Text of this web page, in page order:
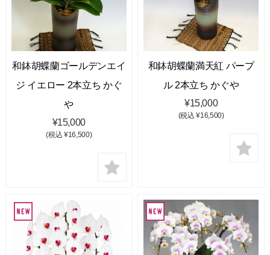
和鉢胡蝶蘭ゴールデンエイ
ジ イエロー 2本立ち かぐ
や
¥15,000
(税込 ¥16,500)
和鉢胡蝶蘭満天紅 パープ
ル 2本立ち かぐや
¥15,000
(税込 ¥16,500)